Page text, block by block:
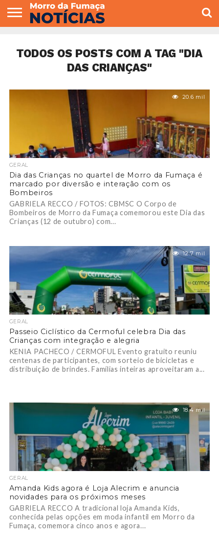
VEREADORES
TODOS OS POSTS COM A TAG "DIA
DAS CRIANÇAS"
20.6 mil
GERAL
Dia das Crianças no quartel de Morro da Fumaça é
marcado por diversão e interação com os
Bombeiros
GABRIELA RECCO / FOTOS: CBMSC O Corpo de
Bombeiros de Morro da Fumaça comemorou este Dia das
Crianças (12 de outubro) com...
12.7 mil
GERAL
Passeio Ciclístico da Cermoful celebra Dia das
Crianças com integração e alegria
KENIA PACHECO / CERMOFUL Evento gratuito reuniu
centenas de participantes, com sorteio de bicicletas e
distribuição de brindes. Famílias inteiras aproveitaram a...
18.4 mil
GERAL
Amanda Kids agora é Loja Alecrim e anuncia
novidades para os próximos meses
GABRIELA RECCO A tradicional loja Amanda Kids,
conhecida pelas opções em moda infantil em Morro da
Fumaça, comemora cinco anos e agora...